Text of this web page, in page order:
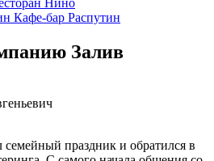
Кафе-бар Распутин
Залив
праздник и обратился в